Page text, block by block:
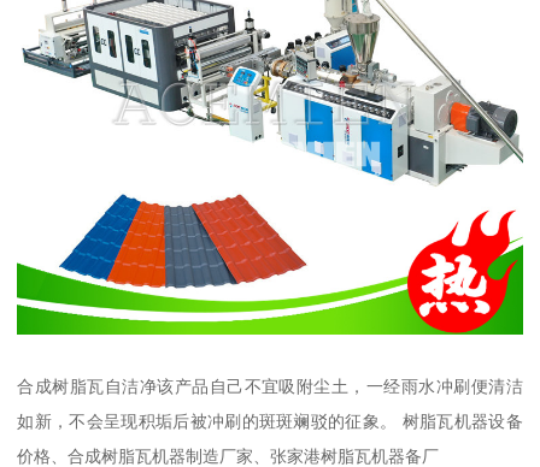
合成树脂瓦自洁净该产品自己不宜吸附尘土，一经雨水冲刷便清洁
如新，不会呈现积垢后被冲刷的斑斑斓驳的征象。 树脂瓦机器设备
价格、合成树脂瓦机器制造厂家、张家港树脂瓦机器备厂